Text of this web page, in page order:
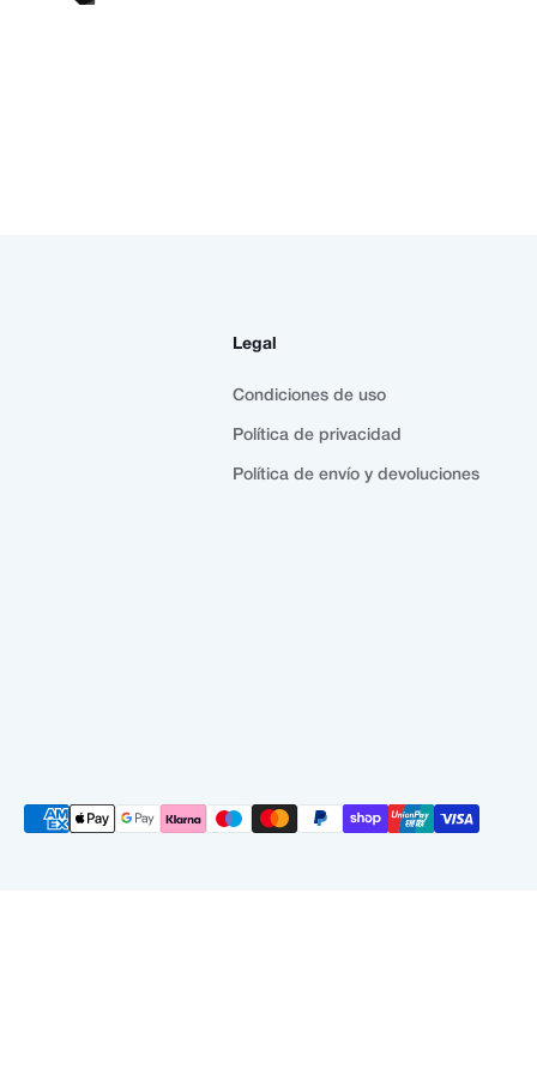
Legal
Condiciones de uso
Política de privacidad
Política de envío y devoluciones